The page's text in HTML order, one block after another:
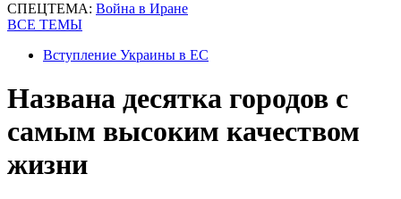
СПЕЦТЕМА: Война в Иране
ВСЕ ТЕМЫ
Вступление Украины в ЕС
Названа десятка городов с
самым высоким качеством
жизни